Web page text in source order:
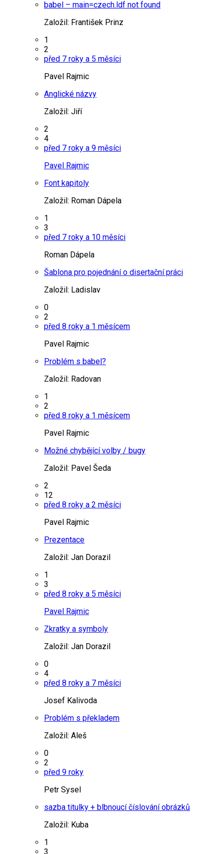
babel – main=czech.ldf not found
Založil: František Prinz
1
2
před 7 roky a 5 měsíci
Pavel Rajmic
Anglické názvy
Založil: Jiří
2
4
před 7 roky a 9 měsíci
Pavel Rajmic
Font kapitoly
Založil: Roman Dápela
1
3
před 7 roky a 10 měsíci
Roman Dápela
Šablona pro pojednání o disertační práci
Založil: Ladislav
0
2
před 8 roky a 1 měsícem
Pavel Rajmic
Problém s babel?
Založil: Radovan
1
2
před 8 roky a 1 měsícem
Pavel Rajmic
Možné chybějící volby / bugy
Založil: Pavel Šeda
2
12
před 8 roky a 2 měsíci
Pavel Rajmic
Prezentace
Založil: Jan Dorazil
1
3
před 8 roky a 5 měsíci
Pavel Rajmic
Zkratky a symboly
Založil: Jan Dorazil
0
4
před 8 roky a 7 měsíci
Josef Kalivoda
Problém s překladem
Založil: Aleš
0
2
před 9 roky
Petr Sysel
sazba titulky + blbnoucí číslování obrázků
Založil: Kuba
1
3